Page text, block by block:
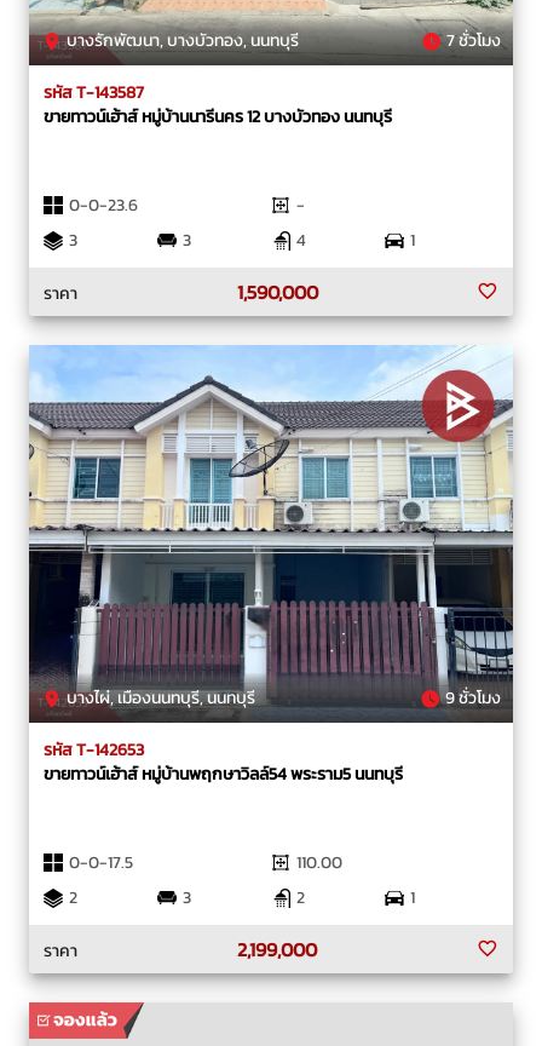
บางรักพัฒนา, บางบัวทอง, นนทบุรี 7 ชั่วโมง
รหัส T-143587
ขายทาวน์เฮ้าส์ หมู่บ้านนารีนคร 12 บางบัวทอง นนทบุรี
0-0-23.6
-
3
3 4
1
ราคา
1,590,000
บางไผ่, เมืองนนทบุรี, นนทบุรี 9 ชั่วโมง
รหัส T-142653
ขายทาวน์เฮ้าส์ หมู่บ้านพฤกษาวิลล์54 พระราม5 นนทบุรี
0-0-17.5
110.00
2
3 2
1
ราคา
2,199,000